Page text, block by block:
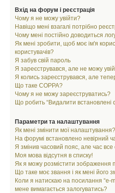
Вхід на форум і реєстрація
Чому я не можу увійти?
Навіщо мені взагалі потрібно
Чому мені постійно доводиться
Як мені зробити, щоб моє ім'я
користувачів?
Я забув свій пароль
Я зареєструвався, але не можу
Я колись зареєструвався, але
Що таке COPPA?
Чому я не можу зареєструватись?
Що робить “Видалити
Параметри та налаштування
Як мені змінити мої налаштування?
На форумі встановлено невірний
Я змінив часовий пояс, але час все
Моя мова відсутня в списку!
Як я можу розмістити зображення
Що таке моє звання і як мені його
Коли я натискаю на посилання “e-
мене вимагається залогуватись?